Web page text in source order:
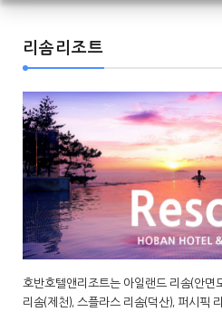
리솜리조트
호반호텔앤리조트는 아일랜드 리솜(안면
리솜(제천), 스플라스 리솜(덕산), 퍼시픽